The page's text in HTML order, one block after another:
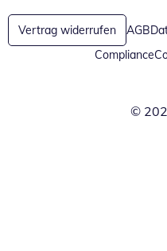
Vertrag widerrufen AGB
Compliance
©